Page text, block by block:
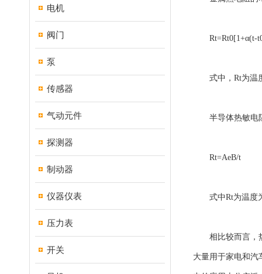
电机
阀门
泵
传感器
气动元件
探测器
制动器
仪器仪表
压力表
开关
Rt=Rt0[1+α(t-
式中，Rt为温度
半导体热敏电
Rt=AeB/t
式中Rt为温度为
相比较而言，热
大量用于家电和汽